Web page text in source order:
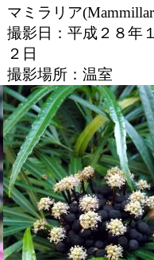
マミラリア
撮影日：平成２８年
２日
撮影場所：温室